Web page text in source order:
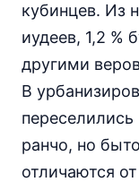
кубинцев. Из
иудеев, 1,2 %
другими
В
ранчо, но
отличаются